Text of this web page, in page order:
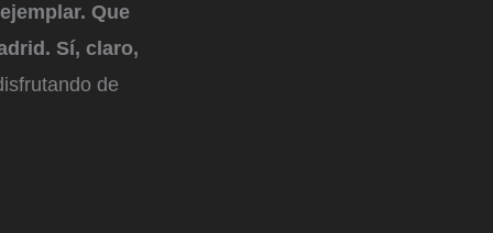
Que
Sí, claro,
de